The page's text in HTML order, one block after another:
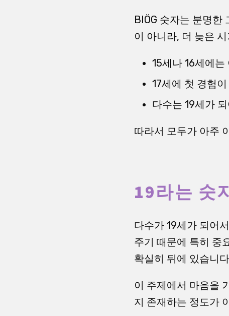
BIÖG 숫자는 분명한
이 아니라, 더 늦은
15세나 16세에
17세에 첫 경험
다수는 19세가
따라서 모두가 아주
19라는 숫
다수가 19세가 되어
주기 때문에 특히 중
확실히 뒤에 있습니
이 주제에서 마음을
지 존재하는 정도가